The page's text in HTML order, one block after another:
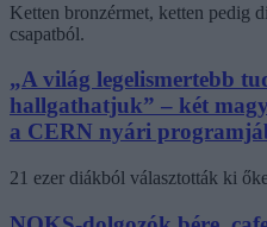
Ketten bronzérmet, ketten pedig
csapatból.
„A világ legelismertebb
hallgathatjuk” – két
a CERN nyári
21 ezer diákból választották ki